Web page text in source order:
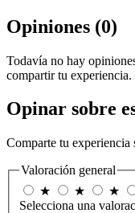
Opiniones (0)
Todavía no hay
compartir tu experiencia.
Opinar sobre
Comparte tu experiencia
Valoración general
★
★ ★
Selecciona una